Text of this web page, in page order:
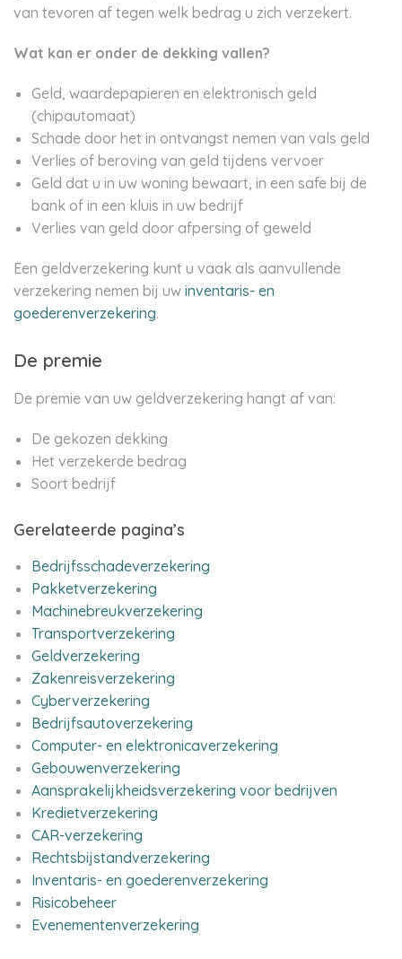
van tevoren af tegen welk bedrag u zich verzekert.
Wat kan er onder de dekking vallen?
Geld, waardepapieren en elektronisch geld
(chipautomaat)
Schade door het in ontvangst nemen van vals geld
Verlies of beroving van geld tijdens vervoer
Geld dat u in uw woning bewaart, in een safe bij de
bank of in een kluis in uw bedrijf
Verlies van geld door afpersing of geweld
Een geldverzekering kunt u vaak als aanvullende
verzekering nemen bij uw inventaris- en
goederenverzekering.
De premie
De premie van uw geldverzekering hangt af van:
De gekozen dekking
Het verzekerde bedrag
Soort bedrijf
Gerelateerde pagina’s
Bedrijfsschadeverzekering
Pakketverzekering
Machinebreukverzekering
Transportverzekering
Geldverzekering
Zakenreisverzekering
Cyberverzekering
Bedrijfsautoverzekering
Computer- en elektronicaverzekering
Gebouwenverzekering
Aansprakelijkheidsverzekering voor bedrijven
Kredietverzekering
CAR-verzekering
Rechtsbijstandverzekering
Inventaris- en goederenverzekering
Risicobeheer
Evenementenverzekering